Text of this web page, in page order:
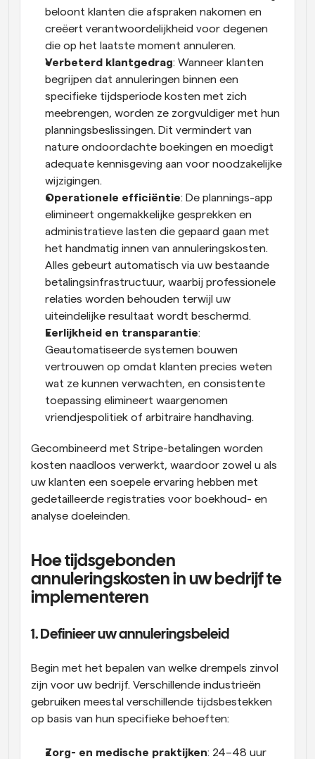
beloont klanten die afspraken nakomen en
creëert verantwoordelijkheid voor degenen
die op het laatste moment annuleren.
Verbeterd klantgedrag: Wanneer klanten
begrijpen dat annuleringen binnen een
specifieke tijdsperiode kosten met zich
meebrengen, worden ze zorgvuldiger met hun
planningsbeslissingen. Dit vermindert van
nature ondoordachte boekingen en moedigt
adequate kennisgeving aan voor noodzakelijke
wijzigingen.
Operationele efficiëntie: De plannings-app
elimineert ongemakkelijke gesprekken en
administratieve lasten die gepaard gaan met
het handmatig innen van annuleringskosten.
Alles gebeurt automatisch via uw bestaande
betalingsinfrastructuur, waarbij professionele
relaties worden behouden terwijl uw
uiteindelijke resultaat wordt beschermd.
Eerlijkheid en transparantie:
Geautomatiseerde systemen bouwen
vertrouwen op omdat klanten precies weten
wat ze kunnen verwachten, en consistente
toepassing elimineert waargenomen
vriendjespolitiek of arbitraire handhaving.
Gecombineerd met Stripe-betalingen worden
kosten naadloos verwerkt, waardoor zowel u als
uw klanten een soepele ervaring hebben met
gedetailleerde registraties voor boekhoud- en
analyse doeleinden.
Hoe tijdsgebonden
annuleringskosten in uw bedrijf te
implementeren
1. Definieer uw annuleringsbeleid
Begin met het bepalen van welke drempels zinvol
zijn voor uw bedrijf. Verschillende industrieën
gebruiken meestal verschillende tijdsbestekken
op basis van hun specifieke behoeften:
Zorg- en medische praktijken: 24–48 uur